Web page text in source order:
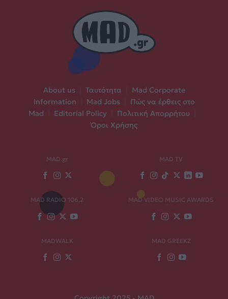
About us Ταυτότητα
Mad Corporate
Information
Mad Jobs
Πώς να έρθεις στο
Mad
Editorial Policy Πολιτική Απορρήτου
Όροι Χρήσης
MAD.gr MAD TV
MAD RADIO 106,2 MAD VIDEO MUSIC AWARDS
MADWALK MAD GREEKZ